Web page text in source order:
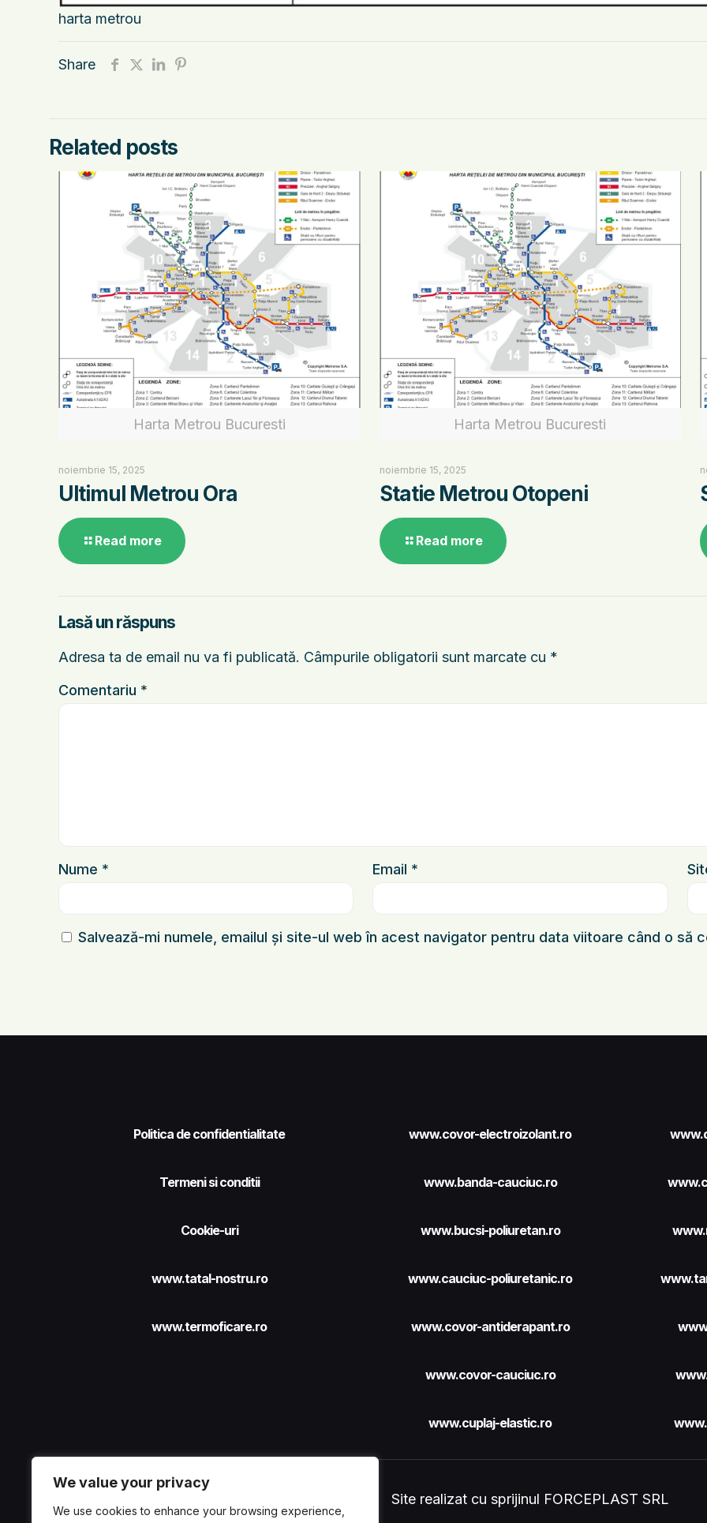
We value your privacy
We use cookies to enhance your browsing experience,
harta metrou
Share
Related posts
Harta Metrou Bucuresti
noiembrie 15, 2025
Ultimul Metrou Ora
Read more
Harta Metrou Bucuresti
noiembrie 15, 2025
Statie Metrou Otopeni
Read more
Lasă un răspuns
Adresa ta de email nu va fi publicată. Câmpurile obligatorii sunt marcate cu *
Comentariu *
Nume * Email *
Salvează-mi numele, emailul și site-ul web în acest navigator pentru data viitoare când o să
Politica de confidentialitate
Termeni si conditii
Cookie-uri
www.tatal-nostru.ro
www.termoficare.ro
www.covor-electroizolant.ro
www.banda-cauciuc.ro
www.bucsi-poliuretan.ro
www.cauciuc-poliuretanic.ro
www.covor-antiderapant.ro
www.covor-cauciuc.ro
www.cuplaj-elastic.ro
Site realizat cu sprijinul FORCEPLAST SRL